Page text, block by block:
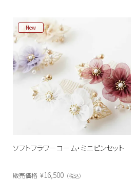
ソフトフラワーコーム・ミニピンセット
New
販売価格 ¥16,500 税込